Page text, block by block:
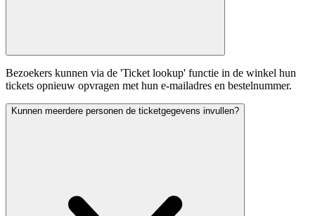
Bezoekers kunnen via de 'Ticket lookup' functie in de winkel hun
tickets opnieuw opvragen met hun e-mailadres en bestelnummer.
Kunnen meerdere personen de ticketgegevens invullen?